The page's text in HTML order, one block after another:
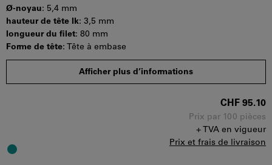
être
utilisé
par
panier.
Ø-noyau: 5,4 mm
hauteur de tête lk: 3,5 mm
longueur du filet: 80 mm
Forme de tête: Tête à embase
Quantité minimale de commande : 50 pièces
Etapes de la commande : 50 pièces
Afficher plus d’informations
CHF 95.10
Prix par 100 pièces
+ TVA en vigueur
Prix et frais de livraison